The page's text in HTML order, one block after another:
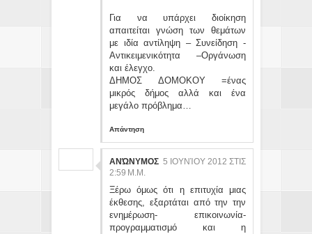
Για να υπάρχει διοίκηση
απαιτείται γνώση των θεμάτων
με ιδία αντίληψη – Συνείδηση -
Αντικειμενικότητα –Οργάνωση
και έλεγχο.
ΔΗΜΟΣ ΔΟΜΟΚΟΥ =ένας
μικρός δήμος αλλά και ένα
μεγάλο πρόβλημα…
Απάντηση
ΑΝΏΝΥΜΟΣ 5 ΙΟΥΝΊΟΥ 2012 ΣΤΙΣ
2:59 Μ.Μ.
Ξέρω όμως ότι η επιτυχία μιας
έκθεσης, εξαρτάται από την την
ενημέρωση- επικοινωνία-
προγραμματισμό και η